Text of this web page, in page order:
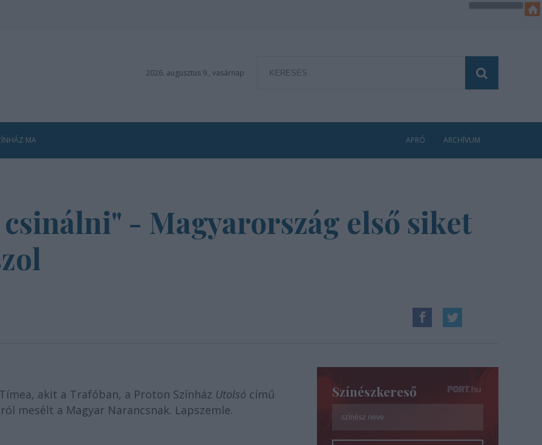
2026. augusztus 9., vasárnap
MA APRÓ ARCHÍVUM
- Magyarország első siket
akit a Trafóban, a Proton Színház Utolsó című
mesélt a Magyar Narancsnak. Lapszemle.
Színészkereső